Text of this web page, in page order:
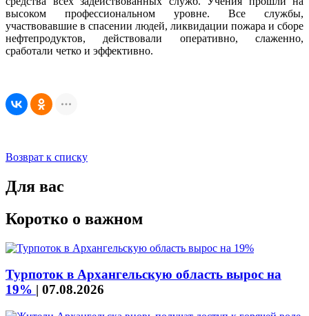
высоком профессиональном уровне. Все службы,
участвовавшие в спасении людей, ликвидации пожара и сборе
нефтепродуктов, действовали оперативно, слаженно,
сработали четко и эффективно.
Возврат к списку
Для вас
Коротко о важном
Турпоток в Архангельскую область вырос на
19% | 07.08.2026